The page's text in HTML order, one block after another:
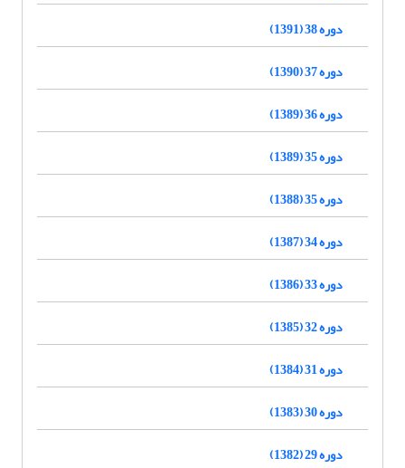
دوره 38 (1391)
دوره 37 (1390)
دوره 36 (1389)
دوره 35 (1389)
دوره 35 (1388)
دوره 34 (1387)
دوره 33 (1386)
دوره 32 (1385)
دوره 31 (1384)
دوره 30 (1383)
دوره 29 (1382)